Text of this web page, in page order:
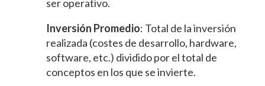
ser operativo.
Inversión Promedio: Total de la inversión
realizada (costes de desarrollo, hardware,
software, etc.) dividido por el total de
conceptos en los que se invierte.